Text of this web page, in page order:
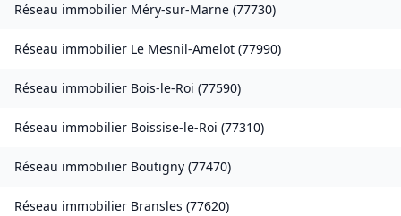
Réseau immobilier Méry-sur-Marne (77730)
Réseau immobilier Le Mesnil-Amelot (77990)
Réseau immobilier Bois-le-Roi (77590)
Réseau immobilier Boissise-le-Roi (77310)
Réseau immobilier Boutigny (77470)
Réseau immobilier Bransles (77620)